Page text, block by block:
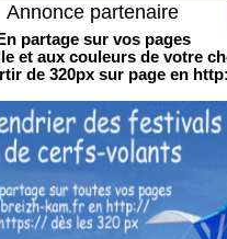
Annonce partenaire
partage sur vos pages
et aux couleurs de votre
de 320px sur page en